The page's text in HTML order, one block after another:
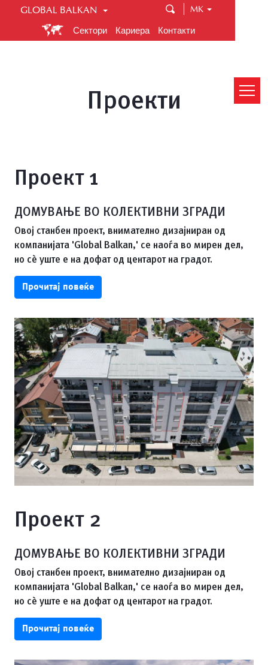
Глобал Балкан е компанија која обезбедува
плочки.
GLOBAL BALKAN MK
Сектори Кариера Контакти
ПОЧЕТНА
СТАПИ ВО КОНТАКТ
ENG/ ALB/
Проекти
Проект 1
ДОМУВАЊЕ ВО КОЛЕКТИВНИ ЗГРАДИ
Овој станбен проект, внимателно дизајниран од
компанијата 'Global Balkan,' се наоѓа во мирен дел,
но сè уште е на дофат од центарот на градот.
Прочитај повеќе
Проект 2
ДОМУВАЊЕ ВО КОЛЕКТИВНИ ЗГРАДИ
Овој станбен проект, внимателно дизајниран од
компанијата 'Global Balkan,' се наоѓа во мирен дел,
но сè уште е на дофат од центарот на градот.
Прочитај повеќе